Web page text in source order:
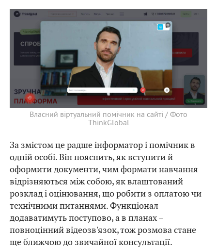
Власний віртуальний помічник на сайті / Фото
ThinkGlobal
За змістом це радше інформатор і помічник в
одній особі. Він пояснить, як вступити й
оформити документи, чим формати навчання
відрізняються між собою, як влаштований
розклад і оцінювання, що робити з оплатою чи
технічними питаннями. Функціонал
додаватимуть поступово, а в планах –
повноцінний відеозв'язок, тож розмова стане
ще ближчою до звичайної консультації.